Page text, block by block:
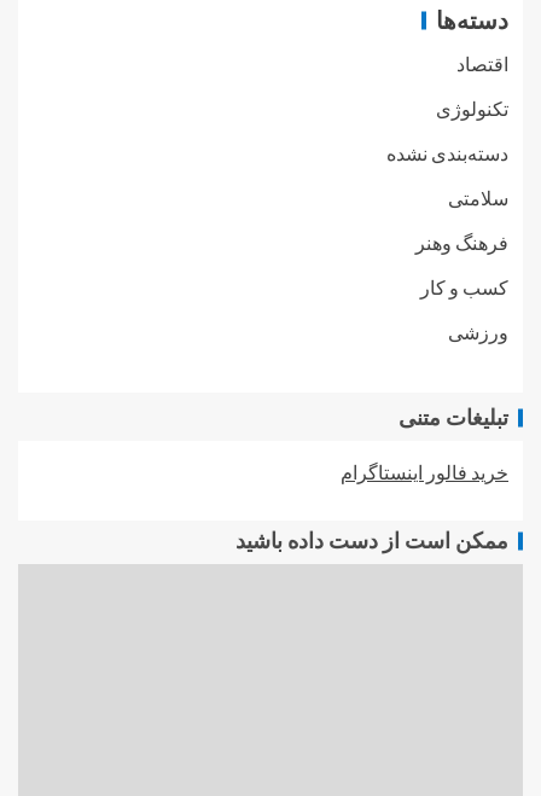
دسته‌ها
اقتصاد
تکنولوژی
دسته‌بندی نشده
سلامتی
فرهنگ وهنر
کسب و کار
ورزشی
تبلیغات متنی
خرید فالور اینستاگرام
ممکن است از دست داده باشید